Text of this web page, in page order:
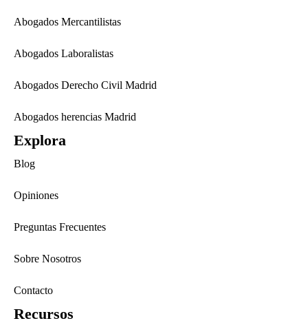
Abogados Mercantilistas
Abogados Laboralistas
Abogados Derecho Civil Madrid
Abogados herencias Madrid
Explora
Blog
Opiniones
Preguntas Frecuentes
Sobre Nosotros
Contacto
Recursos